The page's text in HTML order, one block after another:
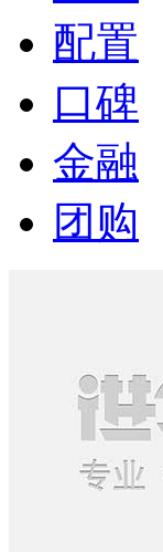
配置
口碑
金融
团购